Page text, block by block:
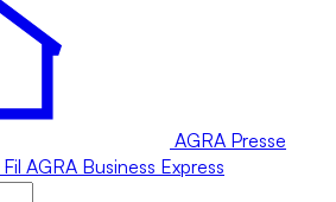
AGRA Presse
Fil AGRA Business Express